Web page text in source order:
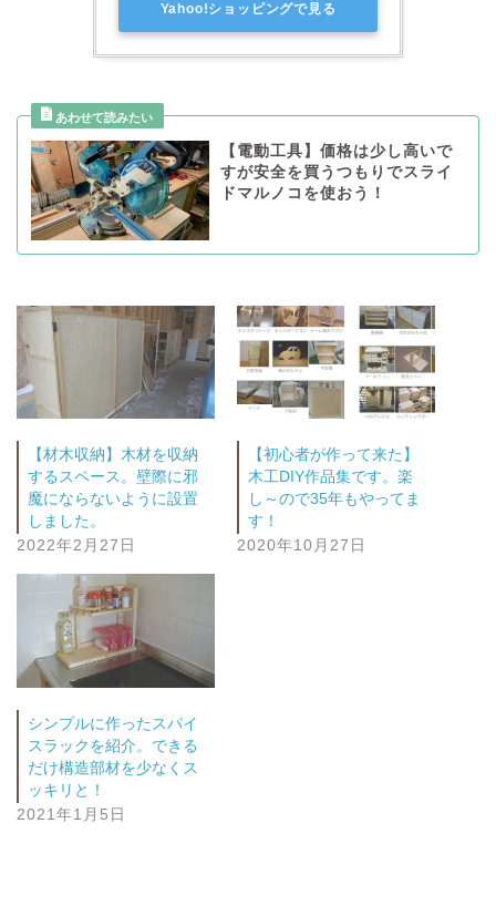
Yahoo!ショッピングで見る
【電動工具】価格は少し高いで
すが安全を買うつもりでスライ
ドマルノコを使おう！
【材木収納】木材を収納
するスペース。壁際に邪
魔にならないように設置
しました。
2022年2月27日
【初心者が作って来た】
木工DIY作品集です。楽
し～ので35年もやってま
す！
2020年10月27日
シンプルに作ったスパイ
スラックを紹介。できる
だけ構造部材を少なくス
ッキリと！
2021年1月5日